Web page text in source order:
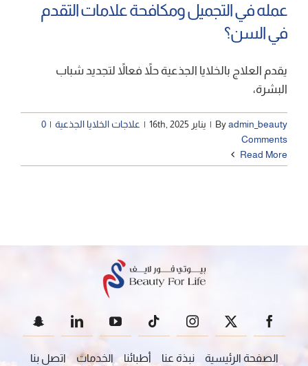
عمله في التجميل ومكافحة علامات التقدم
في السن؟
يقدم العلاج بالخلايا الجذعية حلاً فعالاً لتجديد شباب
البشرة،
Byadmin_beauty
| يناير 16th, 2025 | علاجات الخلايا الجذعية |
0
Comments
Read More
الصفحة الرئيسية نبذة عنا أطبائنا الخدمات اتصل بنا